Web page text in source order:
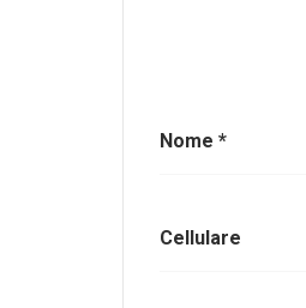
Nome *
Cellulare